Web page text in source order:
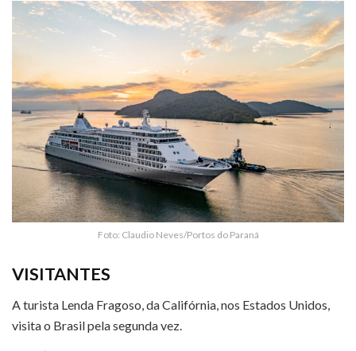
Foto: Claudio Neves/Portos do Paraná
VISITANTES
A turista Lenda Fragoso, da Califórnia, nos Estados Unidos,
visita o Brasil pela segunda vez.